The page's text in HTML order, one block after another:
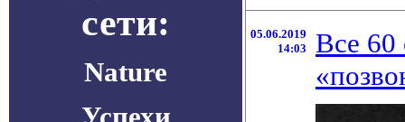
сети:
Nature
05.06.2019
14:03
Все 60